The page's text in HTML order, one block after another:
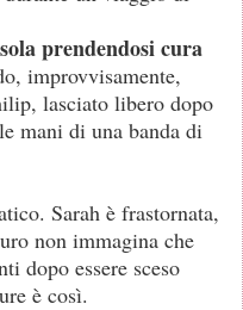
prendendosi cura
improvvisamente,
lasciato libero dopo
mani di una banda di
Sarah è frastornata,
non immagina che
dopo essere sceso
è così.